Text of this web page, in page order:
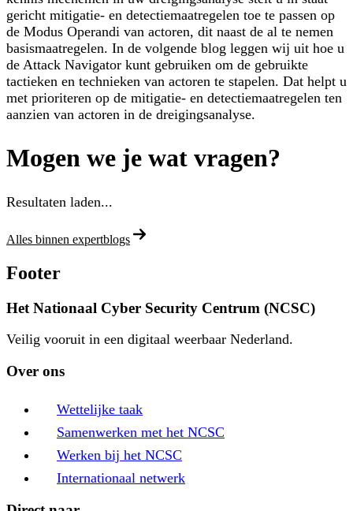
gericht mitigatie- en detectiemaatregelen toe te passen op
de Modus Operandi van actoren, dit naast de al te nemen
basismaatregelen. In de volgende blog leggen wij uit hoe u
de Attack Navigator kunt gebruiken om de gebruikte
tactieken en technieken van actoren te stapelen. Dat helpt u
met prioriteren op de mitigatie- en detectiemaatregelen ten
aanzien van actoren in de dreigingsanalyse.
Mogen we je wat vragen?
Resultaten laden...
Alles binnen expertblogs
Footer
Het Nationaal Cyber Security Centrum (NCSC)
Veilig vooruit in een digitaal weerbaar Nederland.
Over ons
Wettelijke taak
Samenwerken met het NCSC
Werken bij het NCSC
Internationaal netwerk